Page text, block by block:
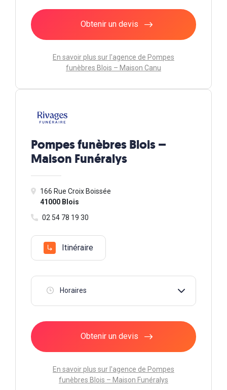
Obtenir un devis
En savoir plus sur l'agence de Pompes
funèbres Blois – Maison Canu
Pompes funèbres Blois –
Maison Funéralys
166 Rue Croix Boissée
41000 Blois
02 54 78 19 30
Itinéraire
Horaires
Obtenir un devis
En savoir plus sur l'agence de Pompes
funèbres Blois – Maison Funéralys